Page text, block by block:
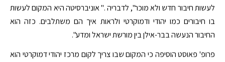
לעשות חיבור חדש ולא מוכר", לדבריה ." אוניברסיטה היא המקום לעשות
בו חיבורים כמו יהודי ודמוקרטי ולראות איך הם משתלבים. כזה הוא
החיבור הנעשה בבר-אילן בין מורשת ישראל ומדע".
פרופ' פאוסט הוסיפה כי המקום שבו צריך לקום מרכז יהודי דמוקרטי הוא